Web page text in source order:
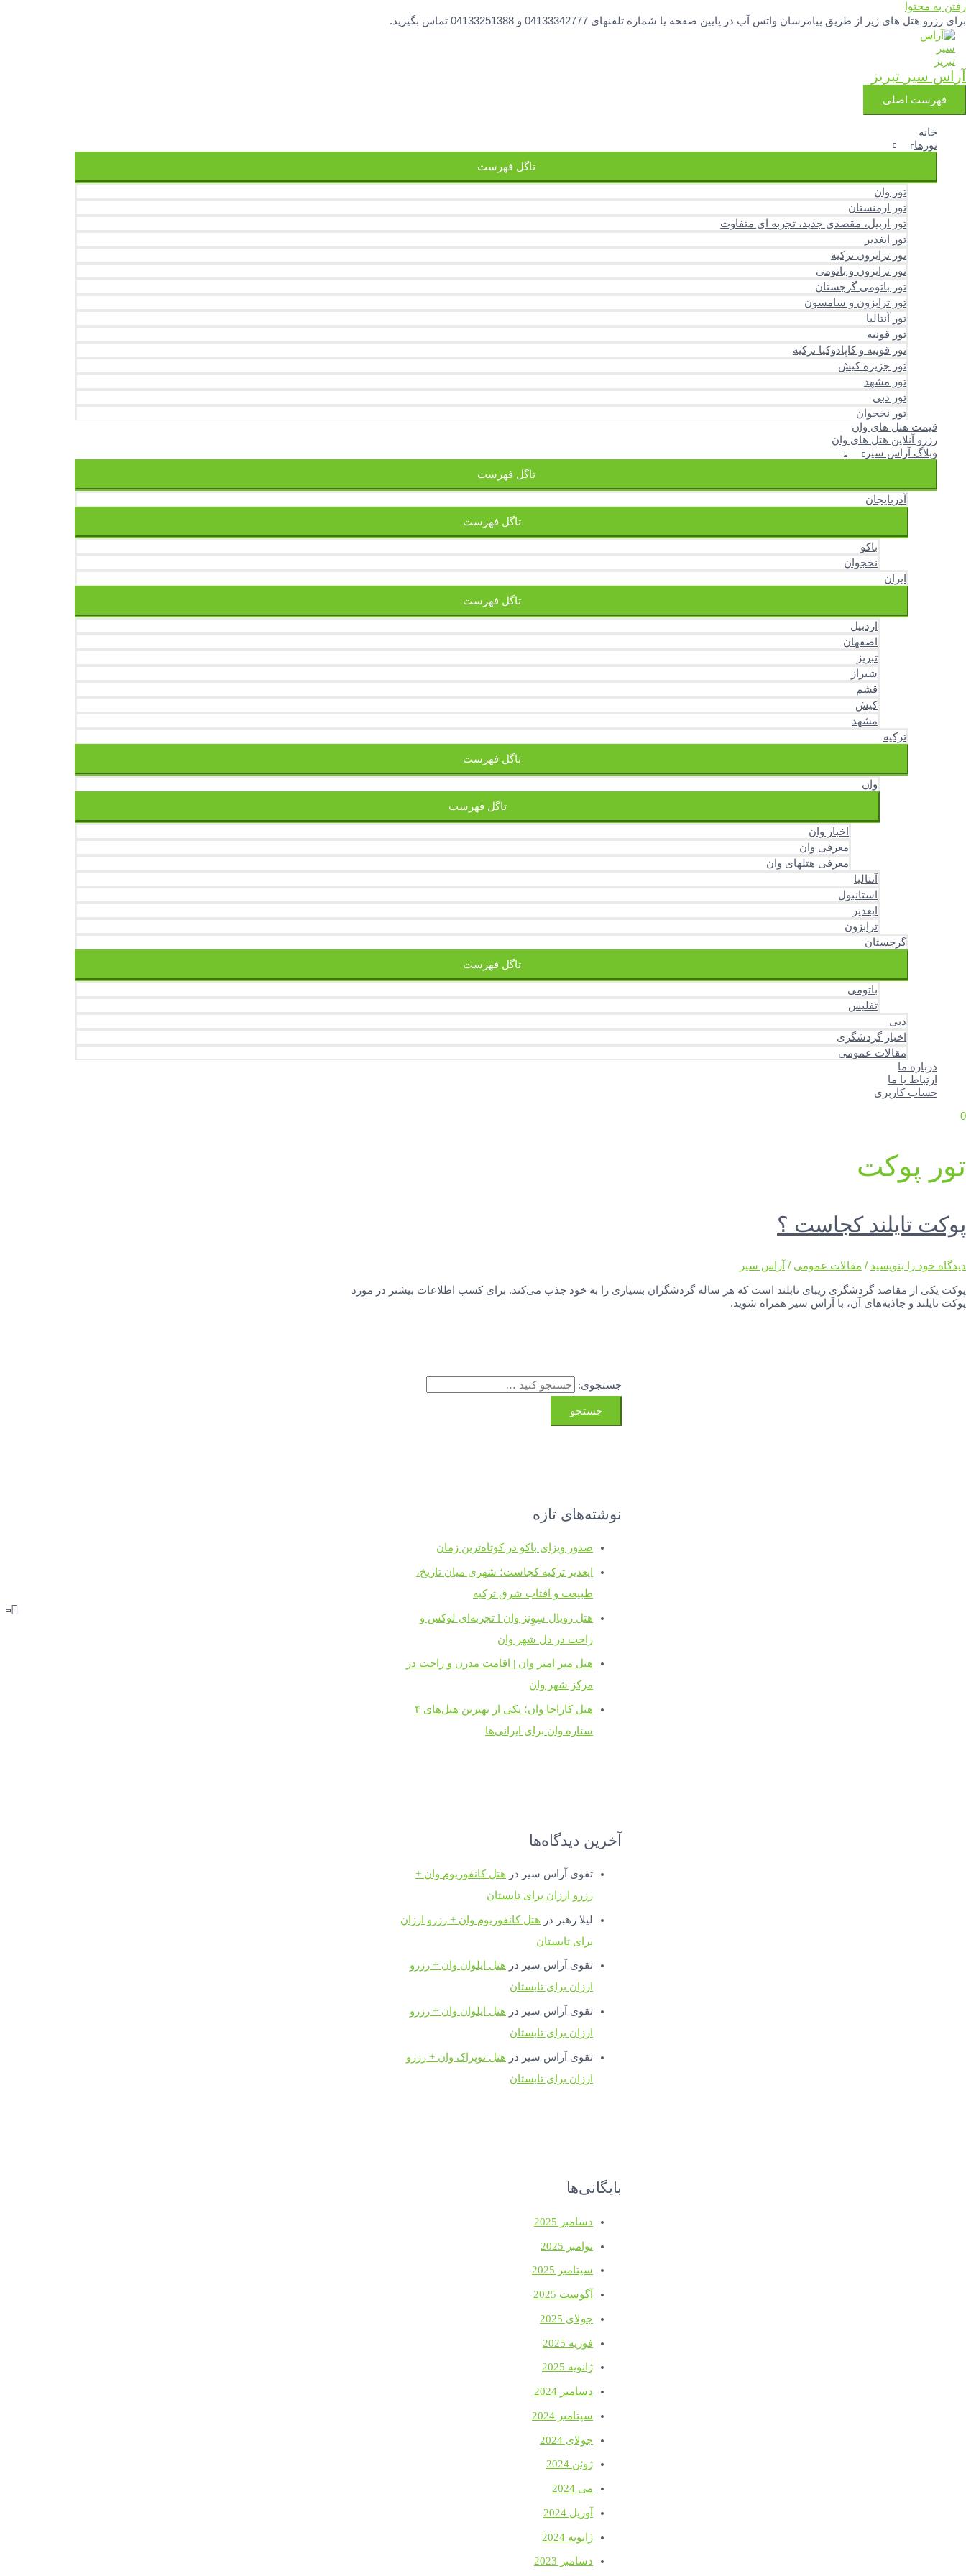
رفتن به محتوا
برای رزرو هتل های زیر از طریق پیامرسان واتس آپ در پایین صفحه یا شماره تلفنهای 04133342777 و 04133251388 تماس بگیرید.
آراس سیر تبریز
فهرست اصلی
خانه
تورها
تاگل فهرست
تور وان
تور ارمنستان
تور اربیل، مقصدی جدید، تجربه ای متفاوت
تور ایغدیر
تور ترابزون ترکیه
تور ترابزون و باتومی
تور باتومی گرجستان
تور ترابزون و سامسون
تور آنتالیا
تور قونیه
تور قونیه و کاپادوکیا ترکیه
تور جزیره کیش
تور مشهد
تور دبی
تور نخجوان
قیمت هتل های وان
رزرو آنلاین هتل های وان
وبلاگ آراس سیر
تاگل فهرست
آذربایجان
تاگل فهرست
باکو
نخجوان
ایران
تاگل فهرست
اردبیل
اصفهان
تبریز
شیراز
قشم
کیش
مشهد
ترکیه
تاگل فهرست
وان
تاگل فهرست
اخبار وان
معرفی وان
معرفی هتلهای وان
آنتالیا
استانبول
ایغدیر
ترابزون
گرجستان
تاگل فهرست
باتومی
تفلیس
دبی
اخبار گردشگری
مقالات عمومی
درباره ما
ارتباط با ما
حساب کاربری
0
تور پوکت
پوکت تایلند کجاست ؟
دیدگاه‌ خود را بنویسید / مقالات عمومی / آراس سیر
پوکت یکی از مقاصد گردشگری زیبای تابلند است که هر ساله گردشگران بسیاری را به خود جذب می‌کند. برای کسب اطلاعات بیشتر در مورد
پوکت تایلند و جاذبه‌های آن، با آراس سیر همراه شوید.
جستجوی:
نوشته‌های تازه
صدور ویزای باکو در کوتاه‌ترین زمان
ایغدیر ترکیه کجاست؛ شهری میان تاریخ،
طبیعت و آفتاب شرق ترکیه
هتل رویال سِوِنز وان l تجربه‌ای لوکس و
راحت در دل شهر وان
هتل میر امیر وان | اقامت مدرن و راحت در
مرکز شهر وان
هتل کاراجا وان؛ یکی از بهترین هتل‌های ۴
ستاره وان برای ایرانی‌ها
آخرین دیدگاه‌ها
تقوی آراس سیر در هتل کانفوریوم وان +
رزرو ارزان برای تابستان
لیلا رهبر در هتل کانفوریوم وان + رزرو ارزان
برای تابستان
تقوی آراس سیر در هتل ایلوان وان + رزرو
ارزان برای تابستان
تقوی آراس سیر در هتل ایلوان وان + رزرو
ارزان برای تابستان
تقوی آراس سیر در هتل توپراک وان + رزرو
ارزان برای تابستان
بایگانی‌ها
دسامبر 2025
نوامبر 2025
سپتامبر 2025
آگوست 2025
جولای 2025
فوریه 2025
ژانویه 2025
دسامبر 2024
سپتامبر 2024
جولای 2024
ژوئن 2024
می 2024
آوریل 2024
ژانویه 2024
دسامبر 2023